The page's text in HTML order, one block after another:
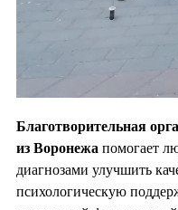
Благотворительная
из Воронежа помогает
диагнозами улучшить
психологическую